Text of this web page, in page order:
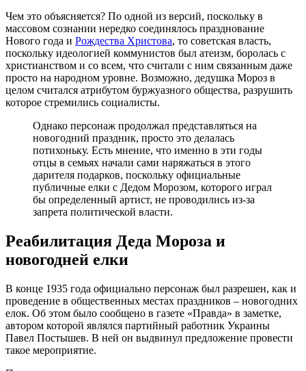
Чем это объясняется? По одной из версий, поскольку в
массовом сознании нередко соединялось празднование
Нового года и Рождества Христова, то советская власть,
поскольку идеологией коммунистов был атеизм, боролась с
христианством и со всем, что считали с ним связанным даже
просто на народном уровне. Возможно, дедушка Мороз в
целом считался атрибутом буржуазного общества, разрушить
которое стремились социалисты.
Однако персонаж продолжал представляться на
новогодний праздник, просто это делалась
потихоньку. Есть мнение, что именно в эти годы
отцы в семьях начали сами наряжаться в этого
дарителя подарков, поскольку официальные
публичные елки с Дедом Морозом, которого играл
бы определенный артист, не проводились из-за
запрета политической власти.
Реабилитация Деда Мороза и
новогодней елки
В конце 1935 года официально персонаж был разрешен, как и
проведение в общественных местах праздников – новогодних
елок. Об этом было сообщено в газете «Правда» в заметке,
автором которой являлся партийный работник Украины
Павел Постышев. В ней он выдвинул предложение провести
такое мероприятие.